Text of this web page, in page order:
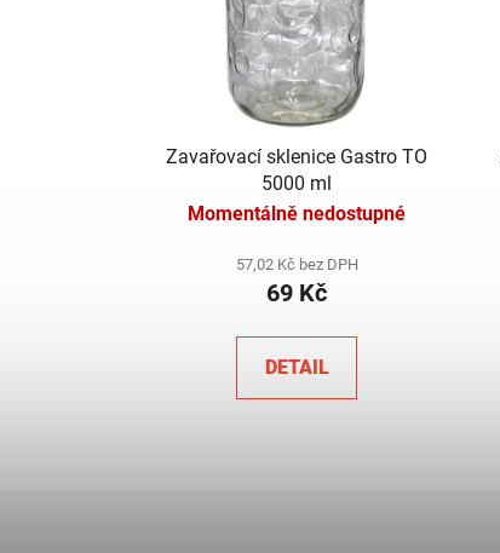
Zavařovací sklenice Gastro TO
5000 ml
Momentálně nedostupné
57,02 Kč bez DPH
69 Kč
DETAIL